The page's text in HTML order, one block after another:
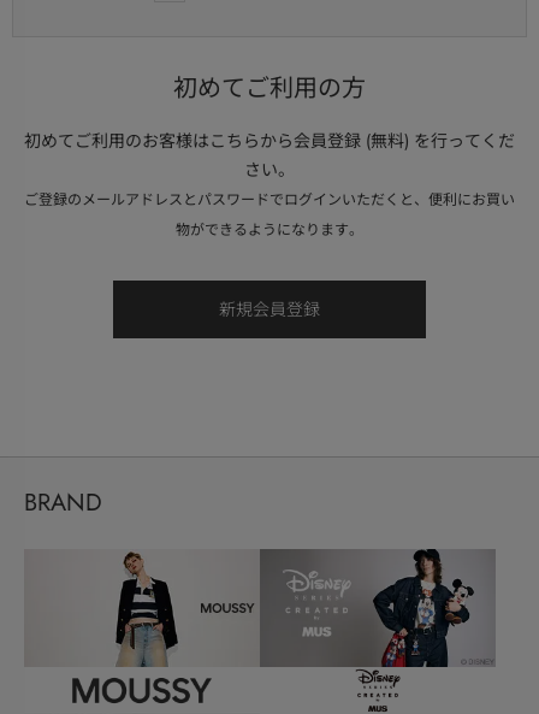
初めてご利用の方
初めてご利用のお客様はこちらから会員登録 (無料) を行ってくだ
さい。
ご登録のメールアドレスとパスワードでログインいただくと、便利にお買い
物ができるようになります。
BRAND